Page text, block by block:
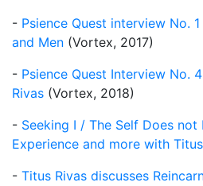
- Psience Quest interview No.
and Men (Vortex, 2017)
- Psience Quest Interview No.
Rivas (Vortex, 2018)
- Seeking I / The Self Does not
Experience and more with
- Titus Rivas discusses